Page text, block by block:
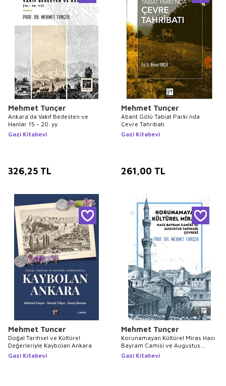
Mehmet Tunçer
Ankara`da Vakıf Bedesten ve
Hanlar 15 - 20. yy
Gazi Kitabevi
326,25 TL
Mehmet Tunçer
Abant Gölü Tabiat Parkı`nda
Çevre Tahribatı
Gazi Kitabevi
261,00 TL
Mehmet Tuncer
Doğal Tarihsel ve Kültürel
Değerleriyle Kaybolan Ankara
Gazi Kitabevi
Mehmet Tunçer
Korunamayan Kültürel Miras Hacı
Bayram Camisi ve Augustus
Tapınağı Çevresi
Gazi Kitabevi